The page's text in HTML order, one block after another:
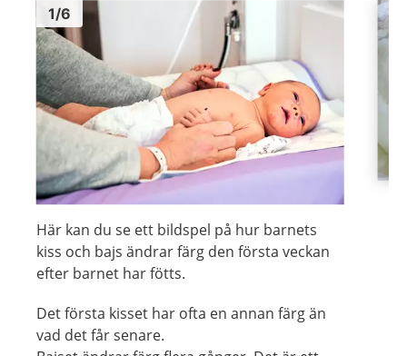
Bild1
1/6
Här kan du se ett bildspel på hur barnets
kiss och bajs ändrar färg den första veckan
efter barnet har fötts.
Det första kisset har ofta en annan färg än
vad det får senare.
Bild 1
Visa
Visa föregående bild